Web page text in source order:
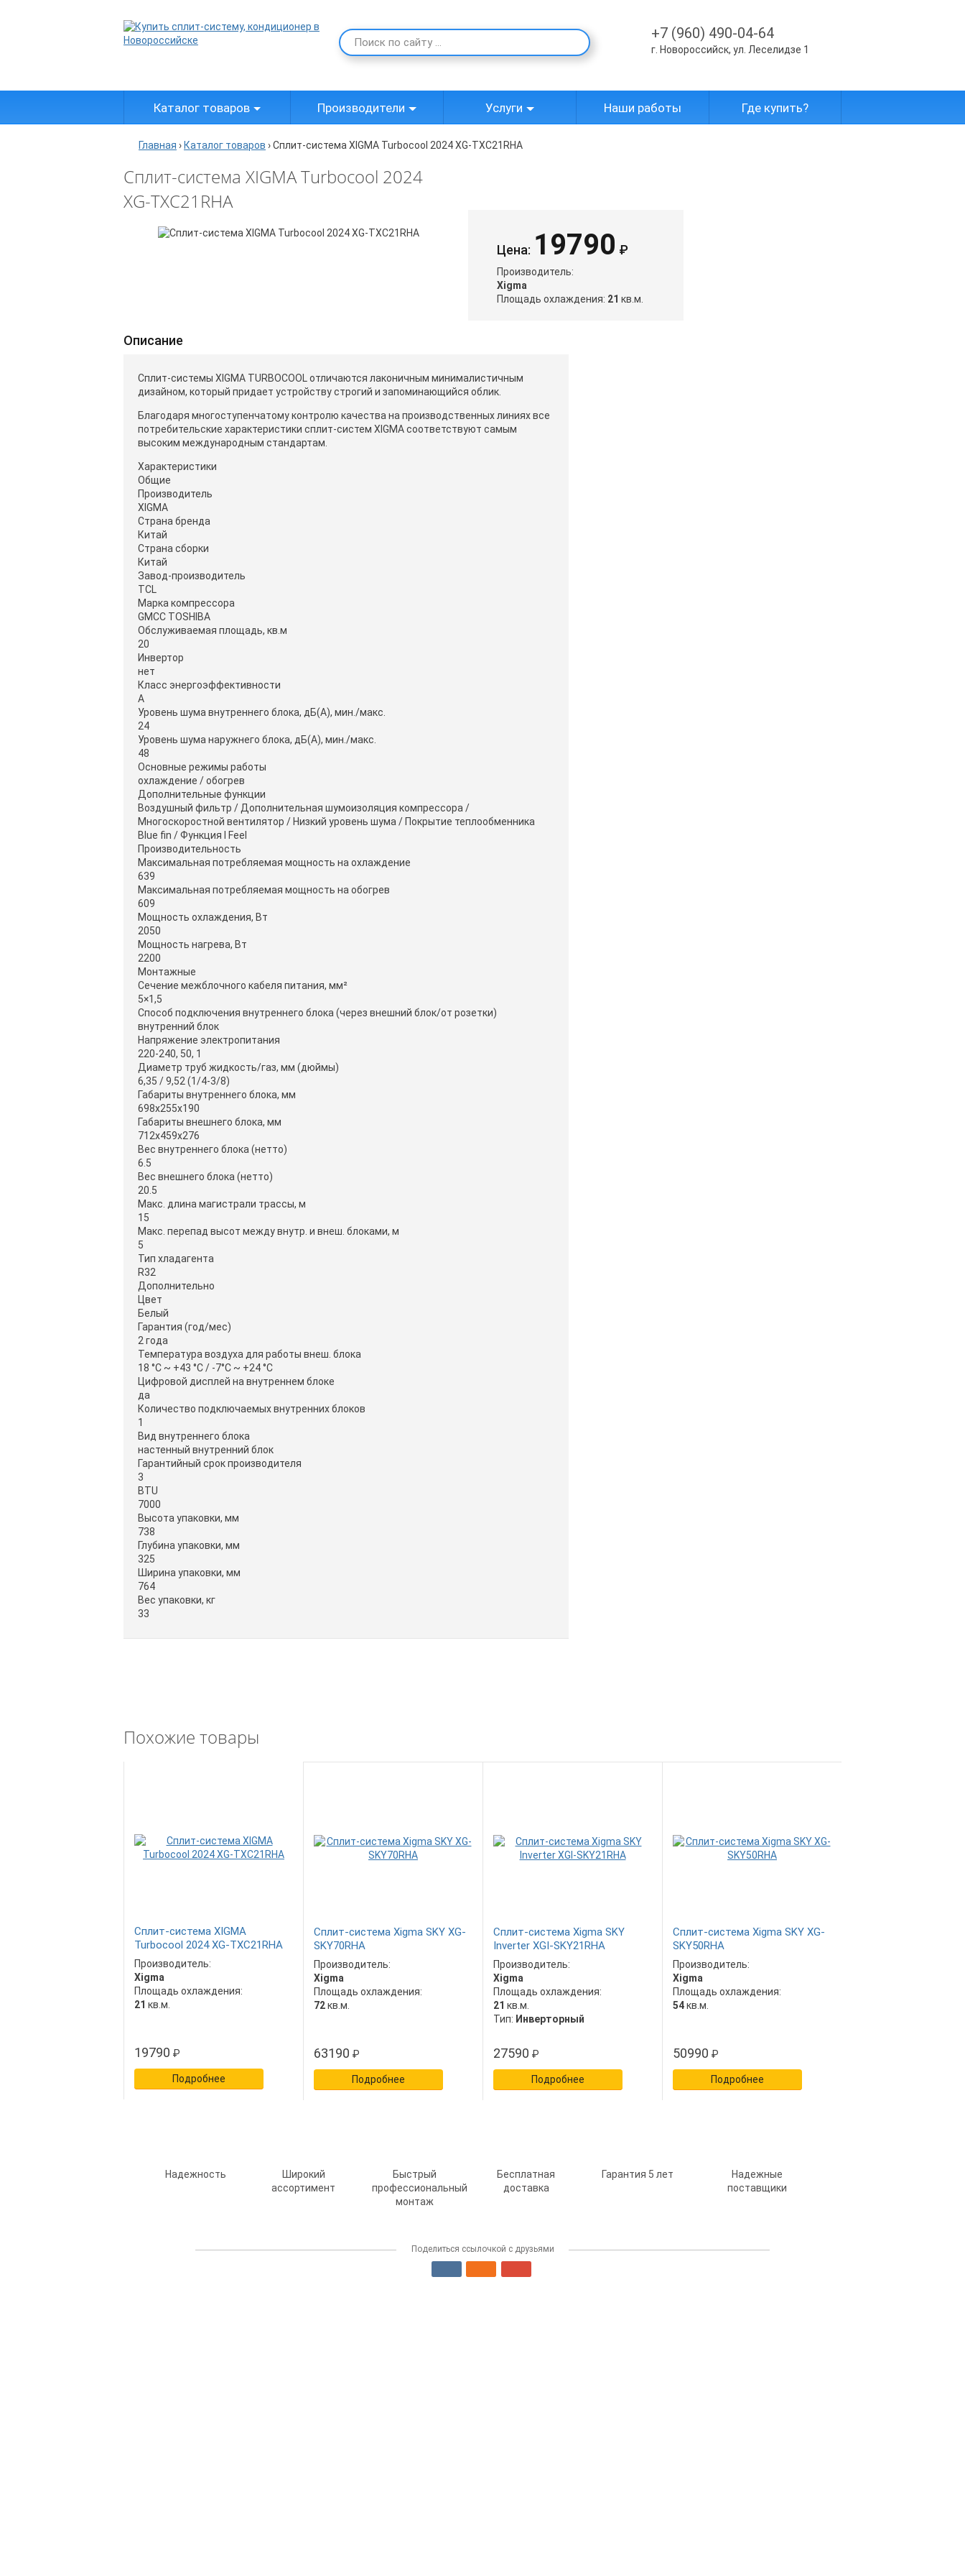
+7 (960) 490-04-64
г. Новороссийск, ул. Леселидзе 1
Каталог товаров Производители Услуги Наши работы Где купить?
Главная › Каталог товаров ›Сплит-система XIGMA Turbocool 2024 XG-TXC21RHA
Сплит-система XIGMA Turbocool 2024
XG-TXC21RHA
Цена: 19790 ₽
Производитель:
Xigma
Площадь охлаждения: 21 кв.м.
Описание
Сплит-системы XIGMA TURBOCOOL отличаются лаконичным минималистичным
дизайном, который придает устройству строгий и запоминающийся облик.
Благодаря многоступенчатому контролю качества на производственных линиях все
потребительские характеристики сплит-систем XIGMA соответствуют самым
высоким международным стандартам.
Характеристики
Общие
Производитель
XIGMA
Страна бренда
Китай
Страна сборки
Китай
Завод-производитель
TCL
Марка компрессора
GMCC TOSHIBA
Обслуживаемая площадь, кв.м
20
Инвертор
нет
Класс энергоэффективности
A
Уровень шума внутреннего блока, дБ(А), мин./макс.
24
Уровень шума наружнего блока, дБ(А), мин./макс.
48
Основные режимы работы
охлаждение / обогрев
Дополнительные функции
Воздушный фильтр / Дополнительная шумоизоляция компрессора /
Многоскоростной вентилятор / Низкий уровень шума / Покрытие теплообменника
Blue fin / Функция I Feel
Производительность
Максимальная потребляемая мощность на охлаждение
639
Максимальная потребляемая мощность на обогрев
609
Мощность охлаждения, Вт
2050
Мощность нагрева, Вт
2200
Монтажные
Сечение межблочного кабеля питания, мм²
5×1,5
Способ подключения внутреннего блока (через внешний блок/от розетки)
внутренний блок
Напряжение электропитания
220-240, 50, 1
Диаметр труб жидкость/газ, мм (дюймы)
6,35 / 9,52 (1/4-3/8)
Габариты внутреннего блока, мм
698x255x190
Габариты внешнего блока, мм
712x459x276
Вес внутреннего блока (нетто)
6.5
Вес внешнего блока (нетто)
20.5
Макс. длина магистрали трассы, м
15
Макс. перепад высот между внутр. и внеш. блоками, м
5
Тип хладагента
R32
Дополнительно
Цвет
Белый
Гарантия (год/мес)
2 года
Температура воздуха для работы внеш. блока
18 °C ~ +43 °C / -7°C ~ +24 °C
Цифровой дисплей на внутреннем блоке
да
Количество подключаемых внутренних блоков
1
Вид внутреннего блока
настенный внутренний блок
Гарантийный срок производителя
3
BTU
7000
Высота упаковки, мм
738
Глубина упаковки, мм
325
Ширина упаковки, мм
764
Вес упаковки, кг
33
Похожие товары
Сплит-система XIGMA
Turbocool 2024 XG-TXC21RHA
Производитель:
Xigma
Площадь охлаждения:
21 кв.м.
19790 ₽
Подробнее
Сплит-система Xigma SKY XG-
SKY70RHA
Производитель:
Xigma
Площадь охлаждения:
72кв.м.
63190 ₽
Подробнее
Сплит-система Xigma SKY
Inverter XGI-SKY21RHA
Производитель:
Xigma
Площадь охлаждения:
21 кв.м.
Тип: Инверторный
27590 ₽
Подробнее
Сплит-система Xigma SKY XG-
SKY50RHA
Производитель:
Xigma
Площадь охлаждения:
54кв.м.
50990 ₽
Подробнее
Надежность
Широкий
ассортимент
Быстрый
профессиональный
монтаж
Бесплатная
доставка
Гарантия 5 лет
Надежные
поставщики
Поделиться ссылочкой с друзьями